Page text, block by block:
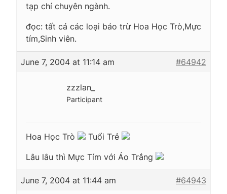
tạp chí chuyên ngành.
đọc: tất cả các loại báo trừ Hoa Học Trò,Mực
tím,Sinh viên.
June 7, 2004 at 11:14 am #64942
zzzlan_
Participant
Hoa Học Trò
Tuổi Trẻ
Lâu lâu thì Mực Tím với Áo Trắng
June 7, 2004 at 11:44 am #64943